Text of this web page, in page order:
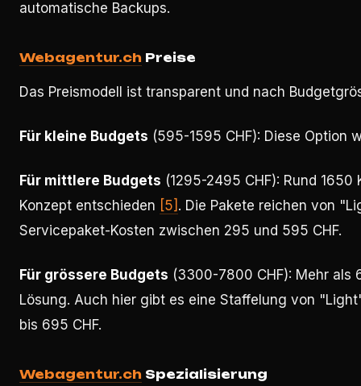
automatische Backups.
Webagentur.ch Preise
Das Preismodell ist transparent und nach
Für kleine Budgets (595-1595 CHF): Diese Option
Für mittlere Budgets (1295-2495 CHF): Rund
Konzept entschieden [5] . Die Pakete reichen von
Servicepaket-Kosten zwischen 295 und 595 CHF.
Für grössere Budgets (3300-7800 CHF): Mehr als
Lösung. Auch hier gibt es eine Staffelung von
bis 695 CHF.
Webagentur.ch Spezialisierung